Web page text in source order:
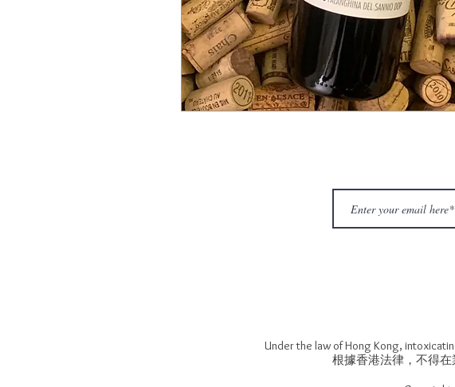
Under the law of Hong Kong,
根據香港法律，不得在